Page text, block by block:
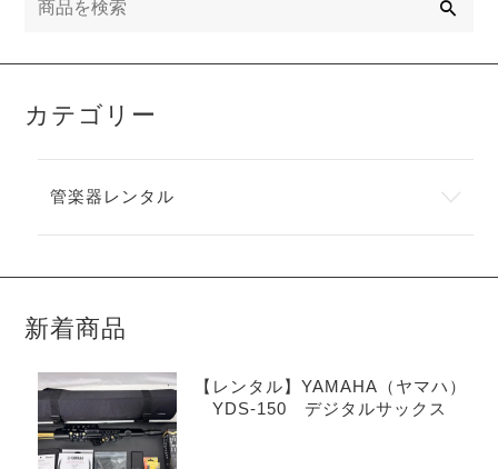
カテゴリー
管楽器レンタル
新着商品
【レンタル】YAMAHA（ヤマハ）
YDS-150 デジタルサックス